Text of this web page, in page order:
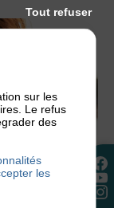
sur les
Le refus
des
les
Tout refuser